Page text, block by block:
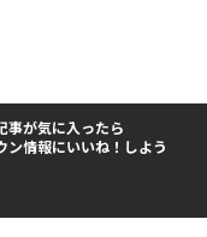
事が気に入ったら
ン情報にいいね！しよう